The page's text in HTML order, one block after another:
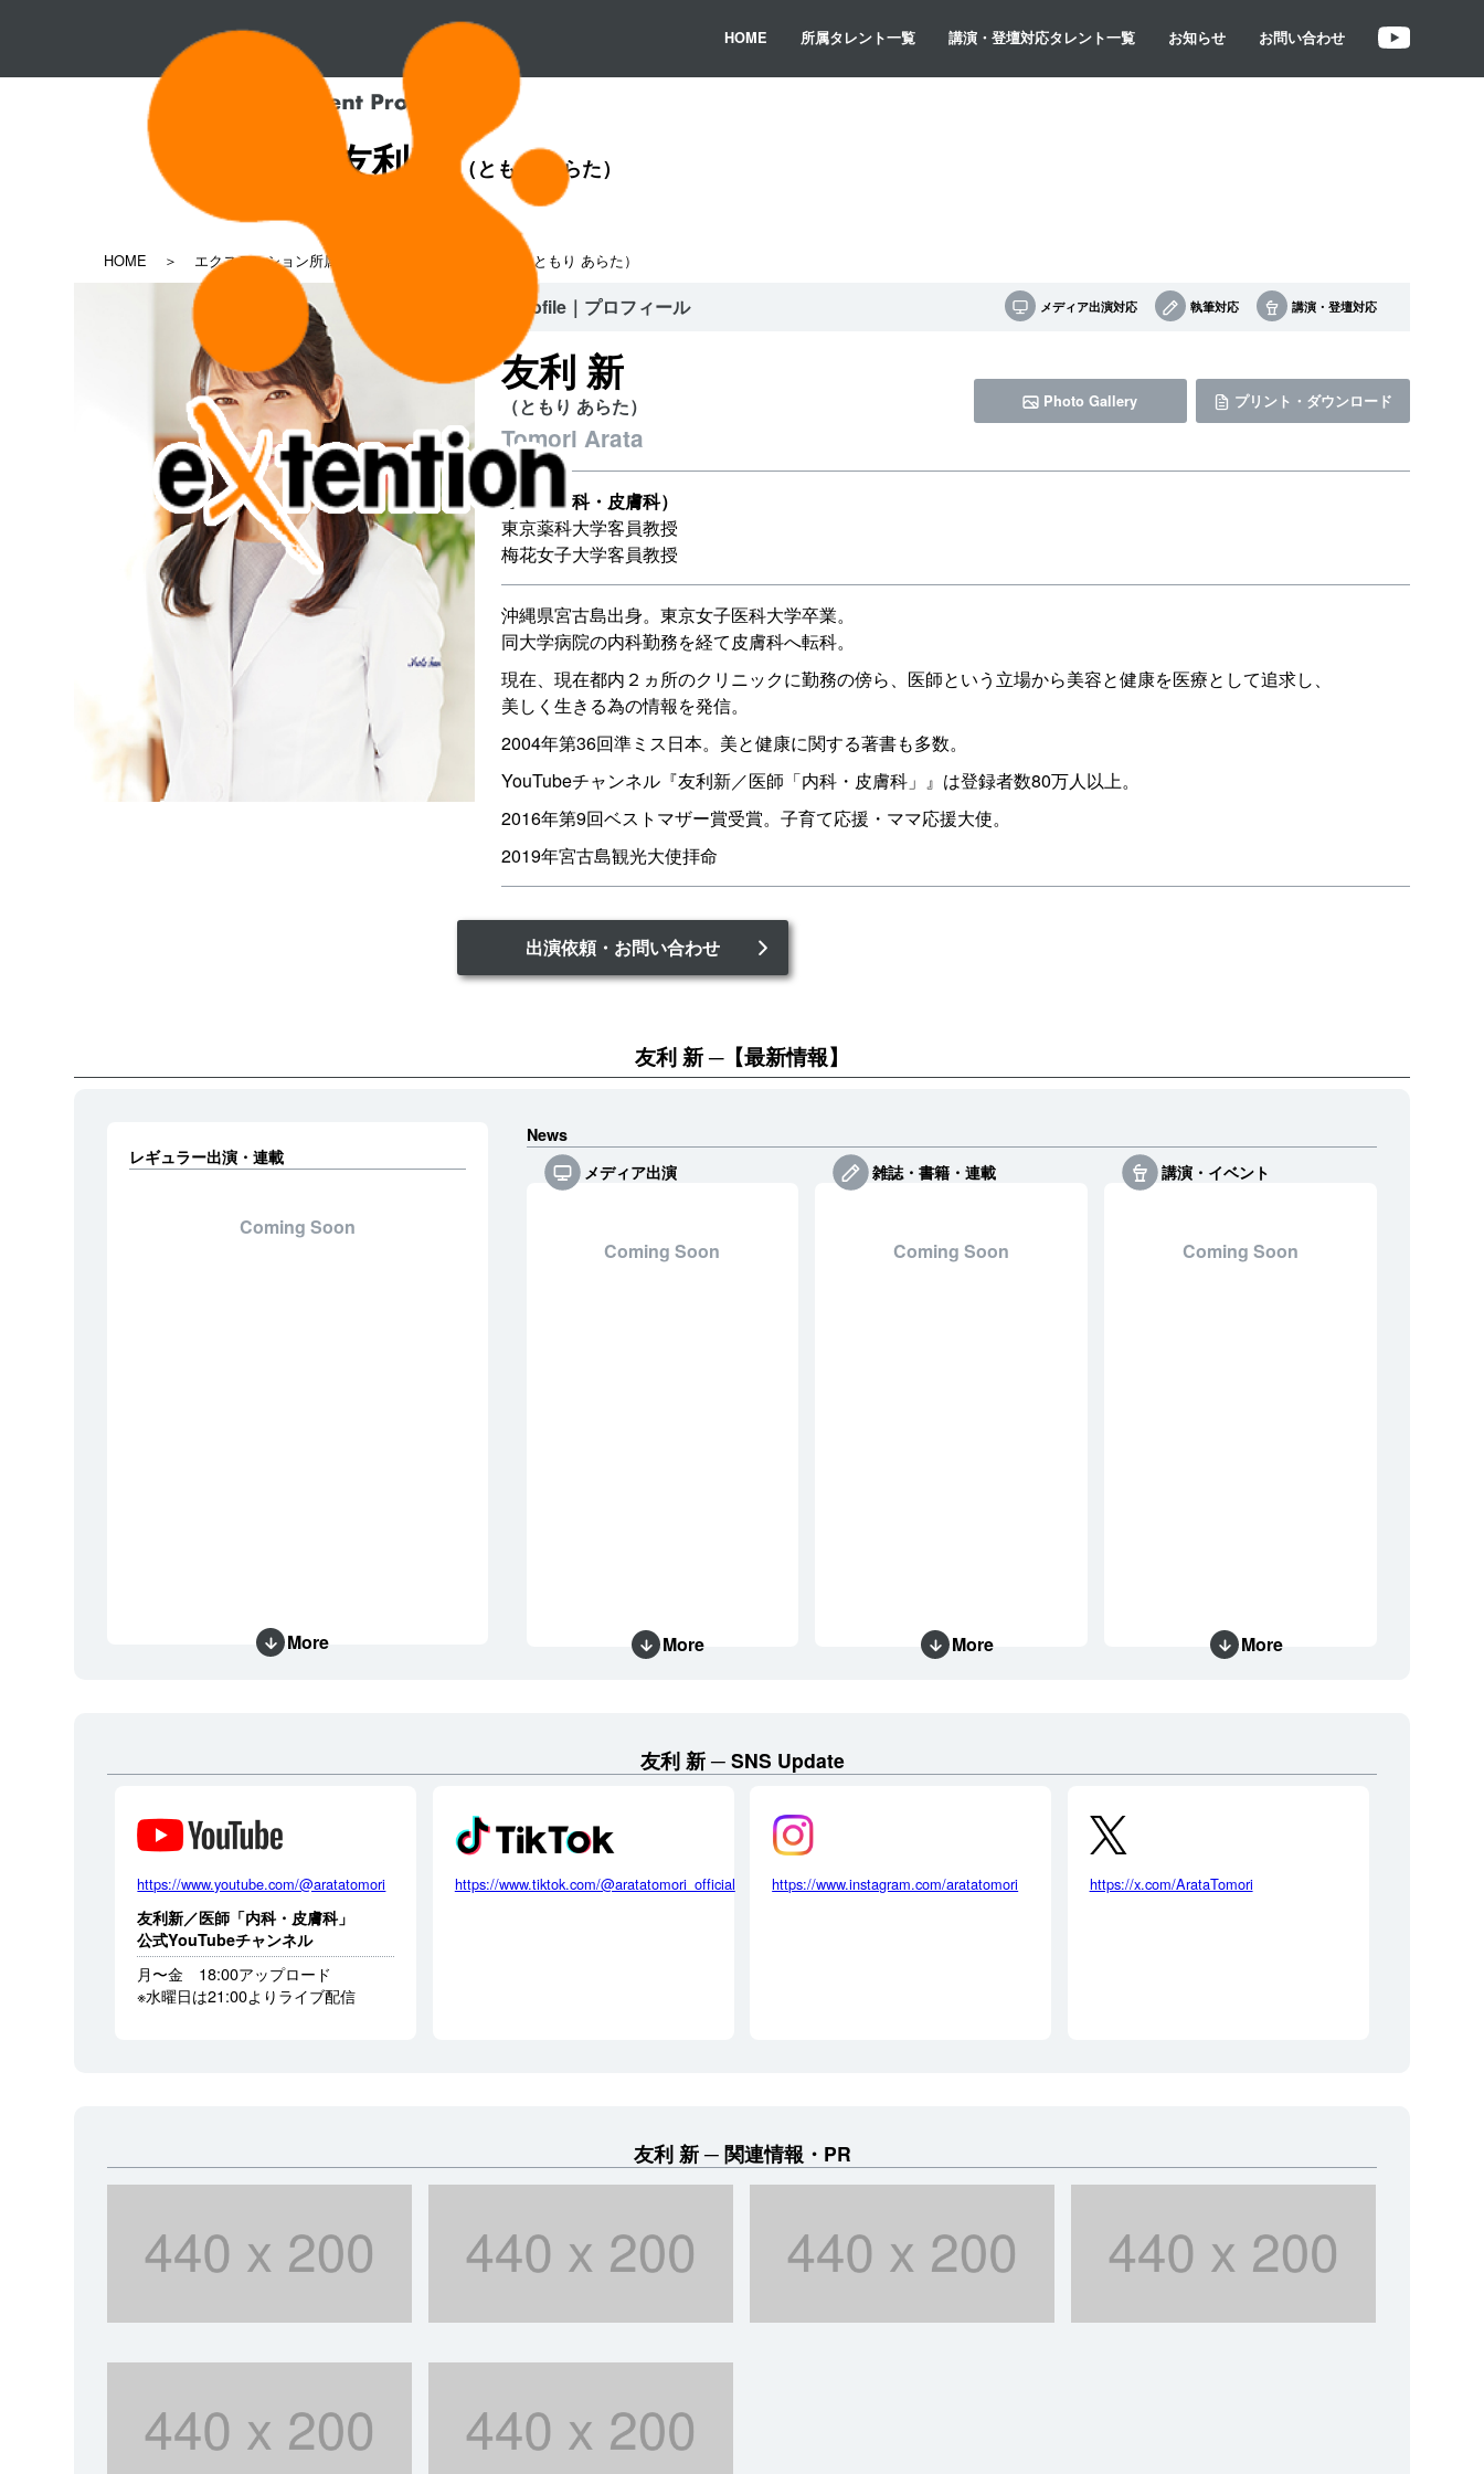
HOME 所属タレント一覧 講演・登壇対応タレント一覧 お知らせ お問い合わせ
友利 新 （ともり あらた）
HOME エクステンション所属タレント一覧 友利 新（ともり あらた）
Profile｜プロフィール メディア出演対応 執筆対応 講演・登壇対応
友利 新
（ともり あらた）
Tomori Arata
Photo Gallery プリント・ダウンロード
医師（内科・皮膚科）
東京薬科大学客員教授
梅花女子大学客員教授
沖縄県宮古島出身。東京女子医科大学卒業。
同大学病院の内科勤務を経て皮膚科へ転科。
現在、現在都内２ヵ所のクリニックに勤務の傍ら、医師という立場から美容と健康を医療として追求し、
美しく生きる為の情報を発信。
2004年第36回準ミス日本。美と健康に関する著書も多数。
YouTubeチャンネル『友利新／医師「内科・皮膚科」』は登録者数80万人以上。
2016年第9回ベストマザー賞受賞。子育て応援・ママ応援大使。
2019年宮古島観光大使拝命
出演依頼・お問い合わせ
友利 新 【最新情報】
レギュラー出演・連載
Coming Soon
More
News
メディア出演
Coming Soon
More
雑誌・書籍・連載
Coming Soon
More
講演・イベント
Coming Soon
More
友利 新 SNS Update
https://www.youtube.com/@aratatomori
友利新／医師「内科・皮膚科」
公式YouTubeチャンネル
月〜金 18:00アップロード
※水曜日は21:00よりライブ配信
https://www.tiktok.com/@aratatomori_official https://www.instagram.com/aratatomori https://x.com/ArataTomori
友利 新 関連情報・PR